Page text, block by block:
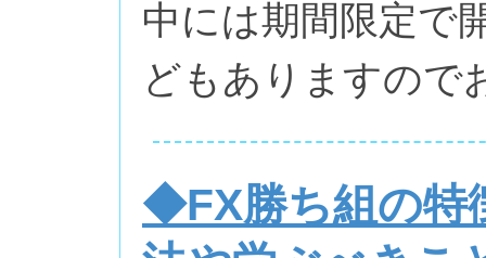
中には期間限定で
どもありますので
◆FX勝ち組の特